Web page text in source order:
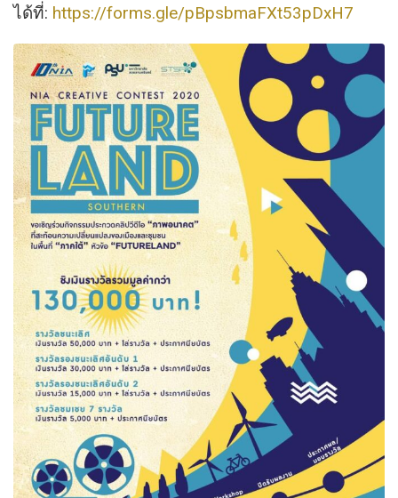
ได้ที่: https://forms.gle/pBpsbmaFXt53pDxH7